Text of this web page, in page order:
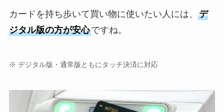
カードを持ち歩いて買い物に使いたい人には、 デ
ジタル版の方が安心ですね。
※ デジタル版・通常版ともにタッチ決済に対応